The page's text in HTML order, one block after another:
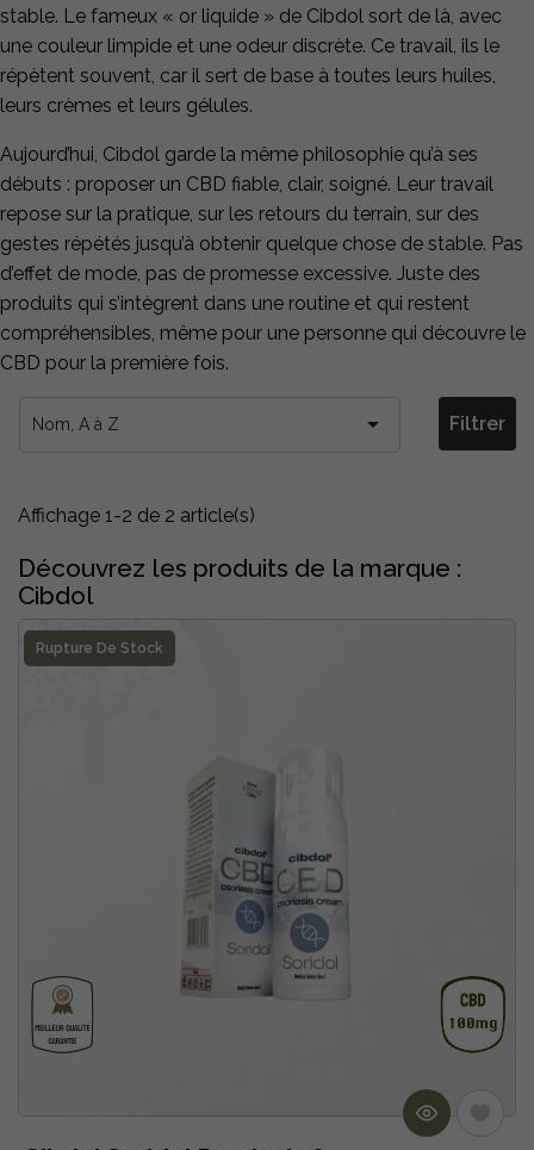
stable. Le fameux « or liquide » de Cibdol sort de là, avec
une couleur limpide et une odeur discrète. Ce travail, ils le
répètent souvent, car il sert de base à toutes leurs huiles,
leurs crèmes et leurs gélules.
Aujourd’hui, Cibdol garde la même philosophie qu’à ses
débuts : proposer un CBD fiable, clair, soigné. Leur travail
repose sur la pratique, sur les retours du terrain, sur des
gestes répétés jusqu’à obtenir quelque chose de stable. Pas
d’effet de mode, pas de promesse excessive. Juste des
produits qui s’intègrent dans une routine et qui restent
compréhensibles, même pour une personne qui découvre le
CBD pour la première fois.
Nom, A à Z  Filtrer
Affichage 1-2 de 2 article(s)
Découvrez les produits de la marque :
Cibdol
Rupture De Stock